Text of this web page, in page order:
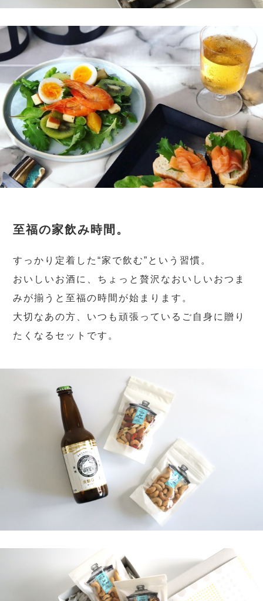
至福の家飲み時間。
すっかり定着した“家で飲む”という習慣。
おいしいお酒に、ちょっと贅沢なおいしいおつま
みが揃うと至福の時間が始まります。
大切なあの方、いつも頑張っているご自身に贈り
たくなるセットです。